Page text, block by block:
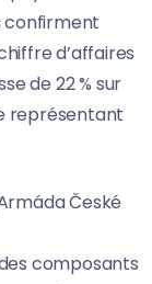
confirment
d’affaires
de 22 % sur
représentant
České
composants